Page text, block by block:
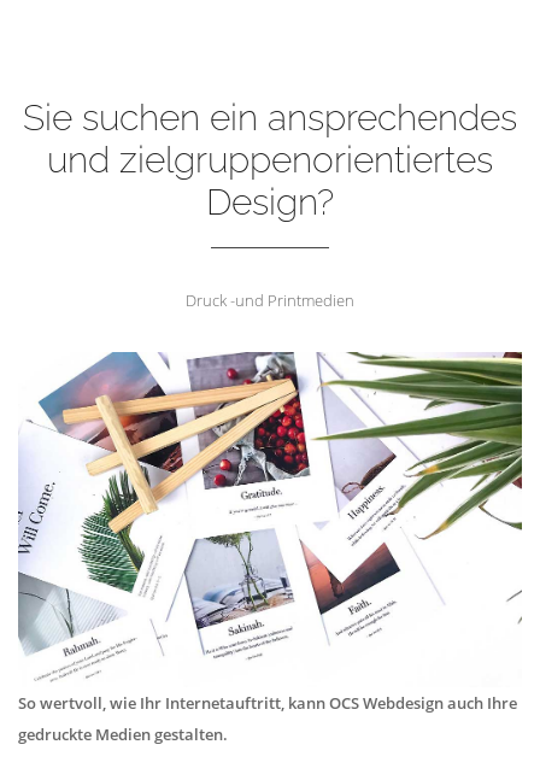
Sie suchen ein ansprechendes
und zielgruppenorientiertes
Design?
Druck -und Printmedien
So wertvoll, wie Ihr Internetauftritt, kann OCS Webdesign auch Ihre
gedruckte Medien gestalten.